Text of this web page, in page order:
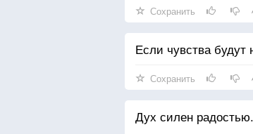
Сохранить
Если чувства
Сохранить
Дух силен радостью.